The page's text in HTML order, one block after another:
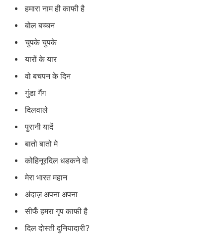
हमारा नाम ही काफी है
बोल बच्चन
चुपके चुपके
यारों के यार
वो बचपन के दिन
गुंडा गैंग
दिलवाले
पुरानी यादें
बातो बातो मे
कोहिनूरदिल धडकने दो
मेरा भारत महान
अंदाज़ अपना अपना
सीफँ हमरा गृप काफी है
दिल दोस्ती दुनियादारी?